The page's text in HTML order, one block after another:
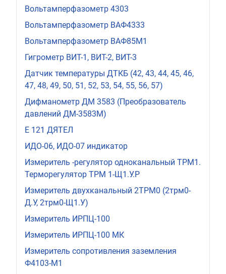
Вольтамперфазометр 4303
Вольтамперфазометр ВАФ4333
Вольтамперфазометр ВАФ85М1
Гигрометр ВИТ-1, ВИТ-2, ВИТ-3
Датчик температуры ДТКБ (42, 43, 44, 45, 46,
47, 48, 49, 50, 51, 52, 53, 54, 55, 56, 57)
Дифманометр ДМ 3583 (Преобразователь
давлений ДМ-3583М)
Е 121 ДЯТЕЛ
ИДО-06, ИДО-07 индикатор
Измеритель -регулятор одноканальный ТРМ1.
Терморегулятор ТРМ 1-Щ1.У.Р
Измеритель двухканальный 2ТРМ0 (2трм0-
Д.У, 2трм0-Щ1.У)
Измеритель ИРПЦ-100
Измеритель ИРПЦ-100 МК
Измеритель сопротивления заземления
Ф4103-М1